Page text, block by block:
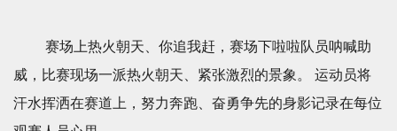
赛场上热火朝天、你追我赶，赛场下啦啦队员呐喊助
威 ，比赛现场一派热火朝天、紧张激烈的景象。
运动员将
汗水挥洒在赛道上，努力奔跑、奋勇争先的身影记录在每位